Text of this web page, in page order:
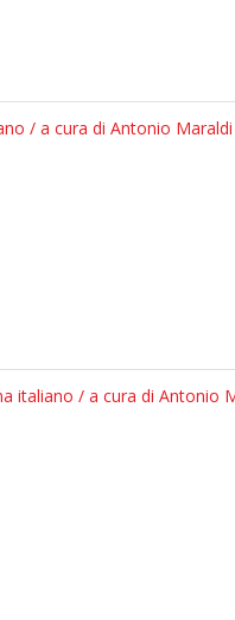
/ a cura di Antonio Maraldi
italiano / a cura di Antonio